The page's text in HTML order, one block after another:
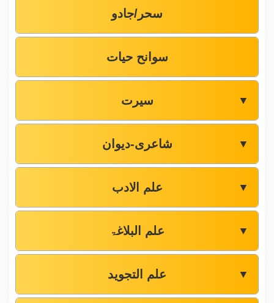
سحر/جادو
سوانح حیات
سیرت ▼
شاعری-دیوان ▼
علم الادب ▼
علم البلاغۃ ▼
علم التجوید ▼